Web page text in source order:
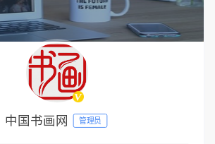
中国书画网 管理员